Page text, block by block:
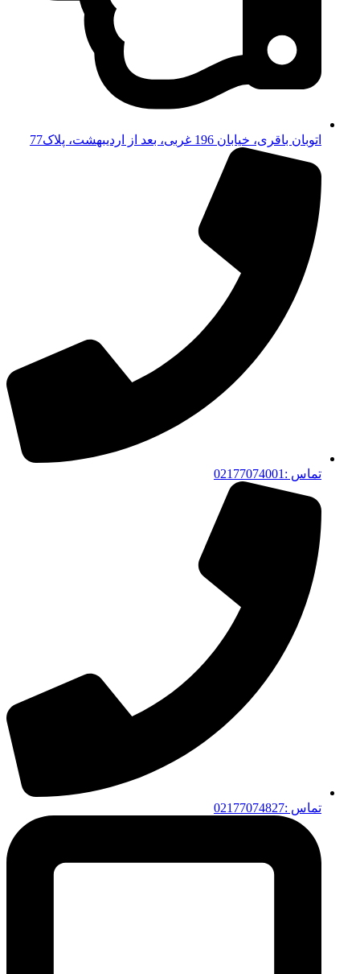
اتوبان باقری، خیابان 196 غربی، بعد از اردیبهشت، پلاک77
تماس :02177074001
تماس :02177074827